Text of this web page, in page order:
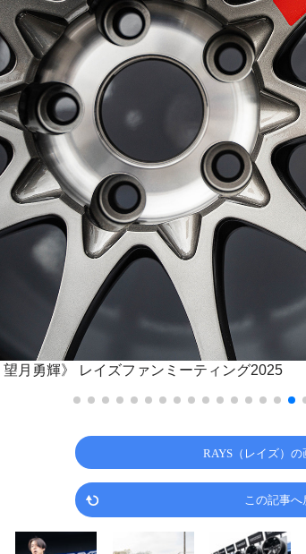
月勇輝》 レイズファンミーティング2025
RAYS（レイズ）
この記事へ